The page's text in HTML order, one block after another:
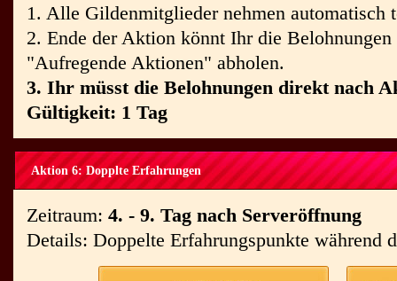
1. Alle Gildenmitglieder nehmen automatisch
2. Ende der Aktion könnt Ihr die
"Aufregende Aktionen" abholen.
3. Ihr müsst die Belohnungen direkt nach
Gültigkeit: 1 Tag
Aktion 6: Dopplte Erfahrungen
Zeitraum: 4. - 9. Tag nach Serveröffnung
Details: Doppelte Erfahrungspunkte während